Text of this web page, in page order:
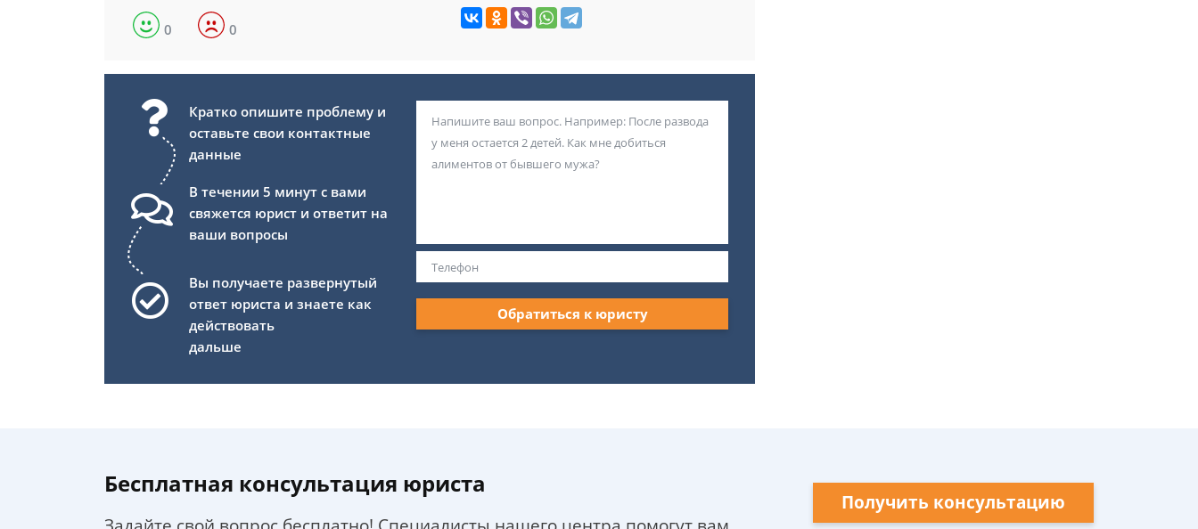
0 0
Кратко опишите проблему и
оставьте свои контактные
данные
В течении 5 минут с вами
свяжется юрист и ответит на
ваши вопросы
Вы получаете развернутый
ответ юриста и знаете как
действовать
дальше
Обратиться к юристу
Бесплатная консультация юриста
Получить консультацию